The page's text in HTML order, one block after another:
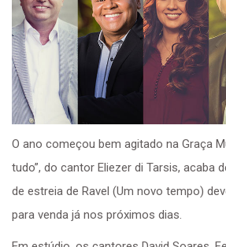
O ano começou bem agitado na Graça
tudo”, do cantor Eliezer di Tarsis, acaba
de estreia de Ravel (Um novo tempo)
para venda já nos próximos dias.